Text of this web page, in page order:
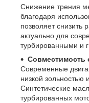
Снижение трения
благодаря
позволяет снизить
актуально для
турбированными и
Совместимость
Современные
низкой зольностью
Синтетические
турбированных